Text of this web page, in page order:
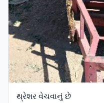
થ્રેશર વેચવાનું છે